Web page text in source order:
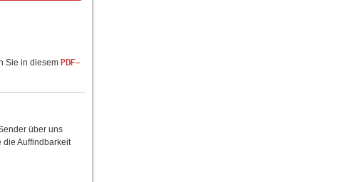
Sie in diesem PDF-
über uns
die Auffindbarkeit